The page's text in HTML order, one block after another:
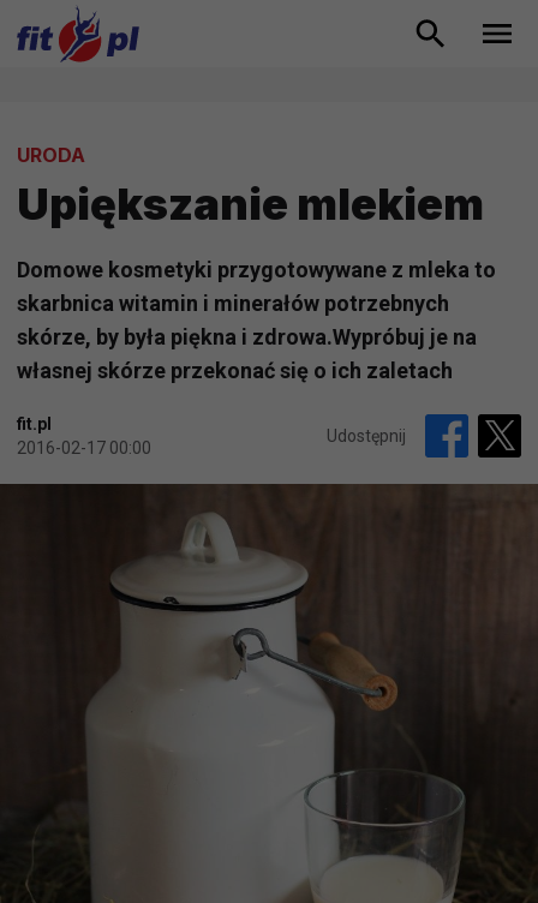
URODA
Upiększanie mlekiem
Domowe kosmetyki przygotowywane z mleka to
skarbnica witamin i minerałów potrzebnych
skórze, by była piękna i zdrowa.Wypróbuj je na
własnej skórze przekonać się o ich zaletach
fit.pl
2016-02-17 00:00
Udostępnij